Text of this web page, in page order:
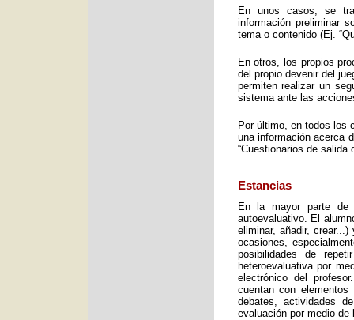
En unos casos, se
información preliminar
tema o contenido (Ej.
En otros, los propios
del propio devenir del
permiten realizar un
sistema ante las
Por último, en todos los
una información acerca
“Cuestionarios de salida
Estancias
En la mayor parte de
autoevaluativo. El
eliminar, añadir,
ocasiones,
posibilidades de
heteroevaluativa por
electrónico del
cuentan con
debates, actividades
evaluación por medio